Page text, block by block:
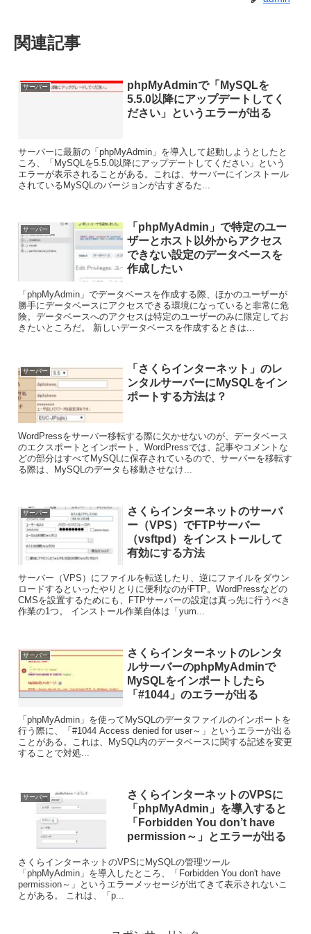
関連記事
サーバー
phpMyAdminで「MySQLを
5.5.0以降にアップデートしてく
ださい」というエラーが出る
サーバーに最新の「phpMyAdmin」を導入して起動しようとしたと
ころ、「MySQLを5.5.0以降にアップデートしてください」という
エラーが表示されることがある。これは、サーバーにインストール
されているMySQLのバージョンが古すぎるた...
サーバー
「phpMyAdmin」で特定のユー
ザーとホスト以外からアクセス
できない設定のデータベースを
作成したい
「phpMyAdmin」でデータベースを作成する際、ほかのユーザーが
勝手にデータベースにアクセスできる環境になっていると非常に危
険。データベースへのアクセスは特定のユーザーのみに限定してお
きたいところだ。 新しいデータベースを作成するときは...
サーバー
「さくらインターネット」のレ
ンタルサーバーにMySQLをイン
ポートする方法は？
WordPressをサーバー移転する際に欠かせないのが、データベース
のエクスポートとインポート。WordPressでは、記事やコメントな
どの部分はすべてMySQLに保存されているので、サーバーを移転す
る際は、MySQLのデータも移動させなけ...
サーバー
さくらインターネットのサーバ
ー（VPS）でFTPサーバー
（vsftpd）をインストールして
有効にする方法
サーバー（VPS）にファイルを転送したり、逆にファイルをダウン
ロードするといったやりとりに便利なのがFTP。WordPressなどの
CMSを設置するためにも、FTPサーバーの設定は真っ先に行うべき
作業の1つ。 インストール作業自体は「yum...
サーバー
さくらインターネットのレンタ
ルサーバーのphpMyAdminで
MySQLをインポートしたら
「#1044」のエラーが出る
「phpMyAdmin」を使ってMySQLのデータファイルのインポートを
行う際に、「#1044 Access denied for user～」というエラーが出る
ことがある。これは、MySQL内のデータベースに関する記述を変更
することで対処...
サーバー
さくらインターネットのVPSに
「phpMyAdmin」を導入すると
「Forbidden You don’t have
permission～」とエラーが出る
さくらインターネットのVPSにMySQLの管理ツール
「phpMyAdmin」を導入したところ、「Forbidden You don't have
permission～」というエラーメッセージが出てきて表示されないこ
とがある。 これは、「p...